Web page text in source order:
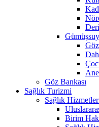
Göz Bankası
Sağlık Turizmi
Sağlık
Birim